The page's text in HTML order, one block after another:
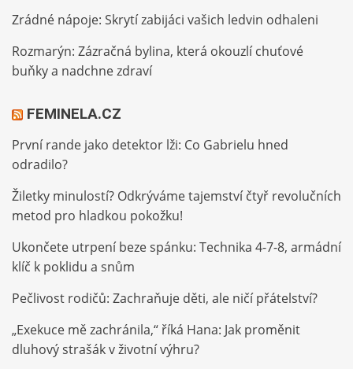
Zrádné nápoje: Skrytí zabijáci vašich ledvin odhaleni
Rozmarýn: Zázračná bylina, která okouzlí chuťové
buňky a nadchne zdraví
FEMINELA.CZ
První rande jako detektor lži: Co Gabrielu hned
odradilo?
Žiletky minulostí? Odkrýváme tajemství čtyř revolučních
metod pro hladkou pokožku!
Ukončete utrpení beze spánku: Technika 4-7-8, armádní
klíč k poklidu a snům
Pečlivost rodičů: Zachraňuje děti, ale ničí přátelství?
„Exekuce mě zachránila,“ říká Hana: Jak proměnit
dluhový strašák v životní výhru?